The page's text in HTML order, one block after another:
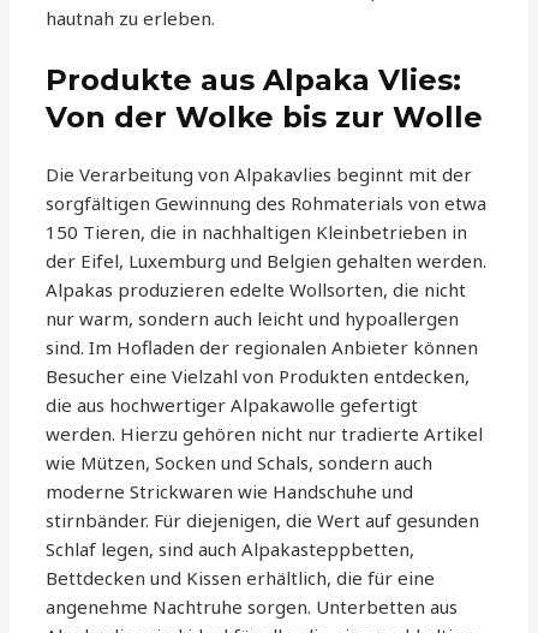
hautnah zu erleben.
Produkte aus Alpaka Vlies:
Von der Wolke bis zur Wolle
Die Verarbeitung von Alpakavlies beginnt mit der
sorgfältigen Gewinnung des Rohmaterials von etwa
150 Tieren, die in nachhaltigen Kleinbetrieben in
der Eifel, Luxemburg und Belgien gehalten werden.
Alpakas produzieren edelte Wollsorten, die nicht
nur warm, sondern auch leicht und hypoallergen
sind. Im Hofladen der regionalen Anbieter können
Besucher eine Vielzahl von Produkten entdecken,
die aus hochwertiger Alpakawolle gefertigt
werden. Hierzu gehören nicht nur tradierte Artikel
wie Mützen, Socken und Schals, sondern auch
moderne Strickwaren wie Handschuhe und
stirnbänder. Für diejenigen, die Wert auf gesunden
Schlaf legen, sind auch Alpakasteppbetten,
Bettdecken und Kissen erhältlich, die für eine
angenehme Nachtruhe sorgen. Unterbetten aus